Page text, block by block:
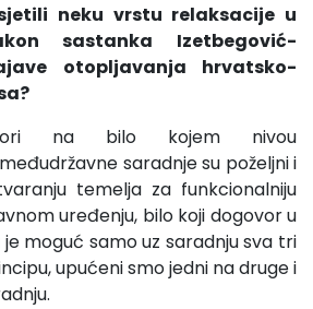
neku vrstu relaksacije u
sastanka Izetbegović-
otopljavanja hrvatsko-
na bilo kojem nivou
saradnje su poželjni i
temelja za funkcionalniju
uređenju, bilo koji dogovor u
je moguć samo uz saradnju sva tri
upućeni smo jedni na druge i